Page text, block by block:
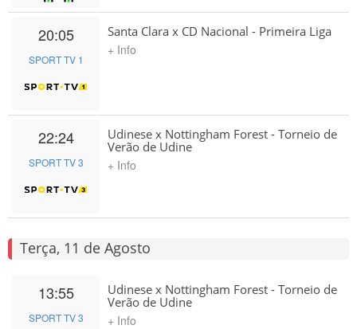
20:05
SPORT TV 1
Santa Clara x CD Nacional - Primeira Liga
+ Info
22:24
SPORT TV 3
Udinese x Nottingham Forest - Torneio de
Verão de Udine
+ Info
Terça, 11 de Agosto
13:55
SPORT TV 3
Udinese x Nottingham Forest - Torneio de
Verão de Udine
+ Info